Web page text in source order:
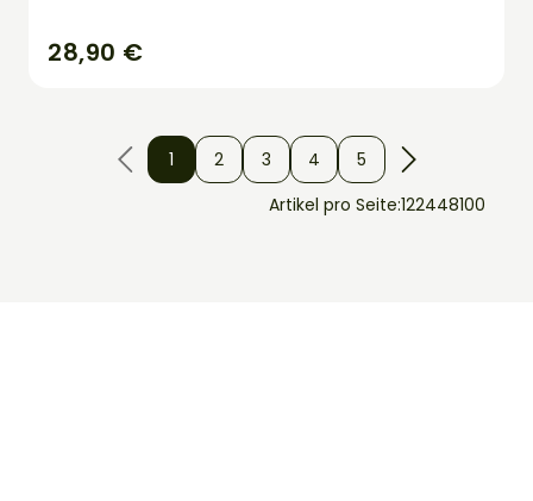
28,90 €
1 2 3 4
5
Artikel pro Seite:122448100